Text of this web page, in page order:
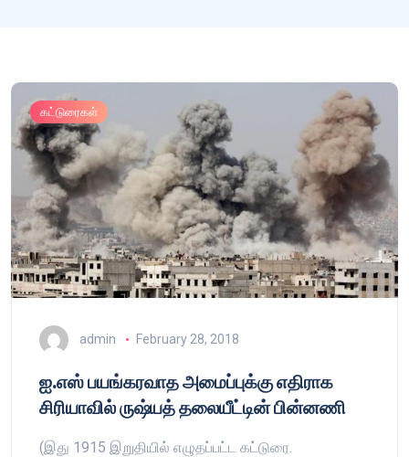
கட்டுரைகள்
admin February 28, 2018
ஐ.எஸ் பயங்கரவாத அமைப்புக்கு எதிராக
சிரியாவில் ருஷ்யத் தலையீட்டின் பின்னணி
(இது 1915 இறுதியில் எழுதப்பட்ட கட்டுரை.